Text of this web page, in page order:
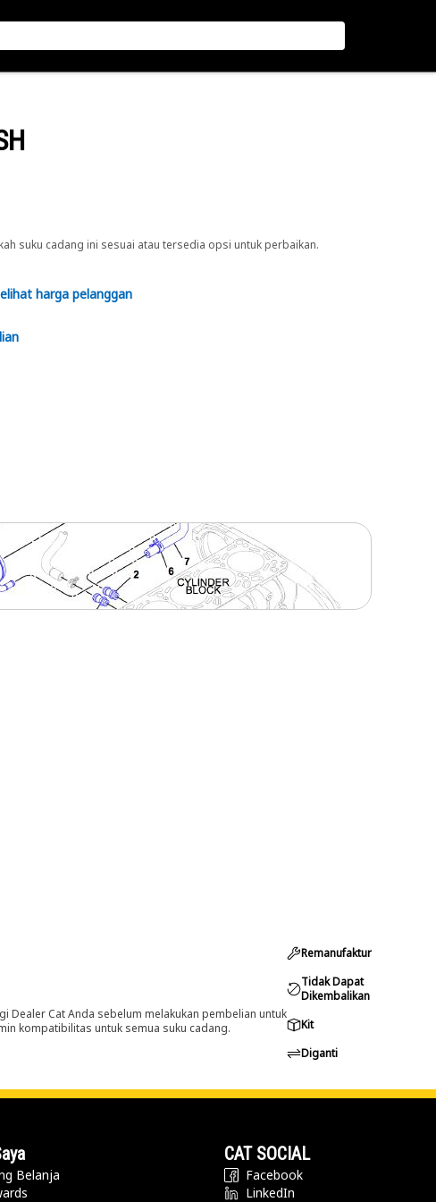
suku cadang ini sesuai atau tersedia opsi untuk perbaikan.
harga pelanggan
Cat Anda sebelum melakukan pembelian untuk
kompatibilitas untuk semua suku cadang.
Remanufaktur
Tidak Dapat
Dikembalikan
Kit
Diganti
Belanja
CAT SOCIAL
Facebook
LinkedIn